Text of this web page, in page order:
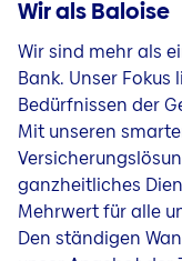
Wir als Baloise
Wir sind mehr als
Bank. Unser
Bedürfnissen der
Mit unseren
ganzheitliches
Mehrwert für alle
Den ständigen